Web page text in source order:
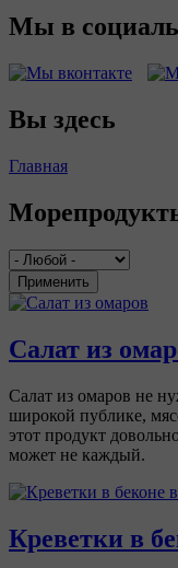
Мы в
Вы здесь
Главная
Применить
Салат из
Салат из омаров не
широкой публике,
этот продукт
может не каждый.
Креветки в